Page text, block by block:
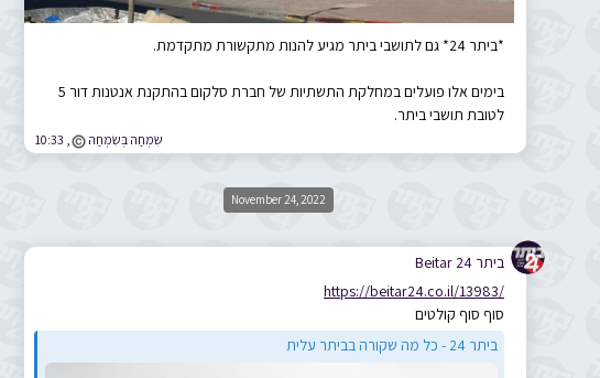
*ביתר 24* גם לתושבי ביתר מגיע להנות מתקשורת מתקדמת.
בימים אלו פועלים במחלקת התשתיות של חברת סלקום בהתקנת אנטנות דור 5
לטובת תושבי ביתר.
שִֹמְחַה בְּשִֹמְחַה
©
,
10:33
ביתר 24 Beitar
https://beitar24.co.il/13983/
סוף סוף קולטים
ביתר 24 - כל מה שקורה בביתר עלית
November 24, 2022